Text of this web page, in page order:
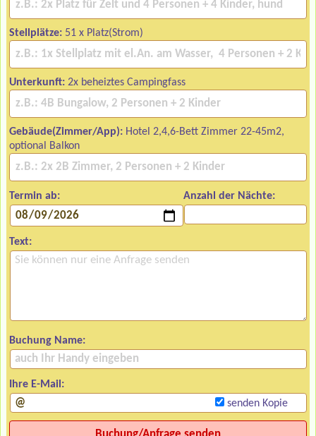
Stellplätze: 51 x Platz(Strom)
Unterkunft: 2x beheiztes Campingfass
Gebäude(Zimmer/App): Hotel 2,4,6-Bett Zimmer 22-45m2,
optional Balkon
Termin ab: Anzahl der Nächte:
Text:
Buchung Name:
Ihre E-Mail:
senden Kopie